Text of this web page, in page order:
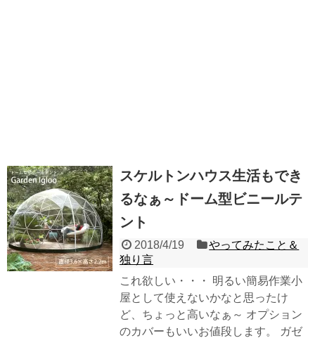
スケルトンハウス生活もでき
るなぁ～ドーム型ビニールテ
ント
2018/4/19
やってみたこと＆
独り言
これ欲しい・・・ 明るい簡易作業小
屋として使えないかなと思ったけ
ど、ちょっと高いなぁ～ オプション
のカバーもいいお値段します。 ガゼ